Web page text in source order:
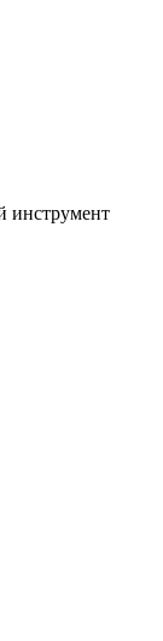
инструмент